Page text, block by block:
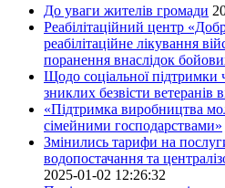
До уваги жителів громади
Реабілітаційний центр
реабілітаційне лікування
поранення внаслідок
Щодо соціальної підтримки
зниклих безвісти ветеранів
«Підтримка виробництва
сімейними господарствами»
Змінились тарифи на
водопостачання та
2025-01-02 12:26:32